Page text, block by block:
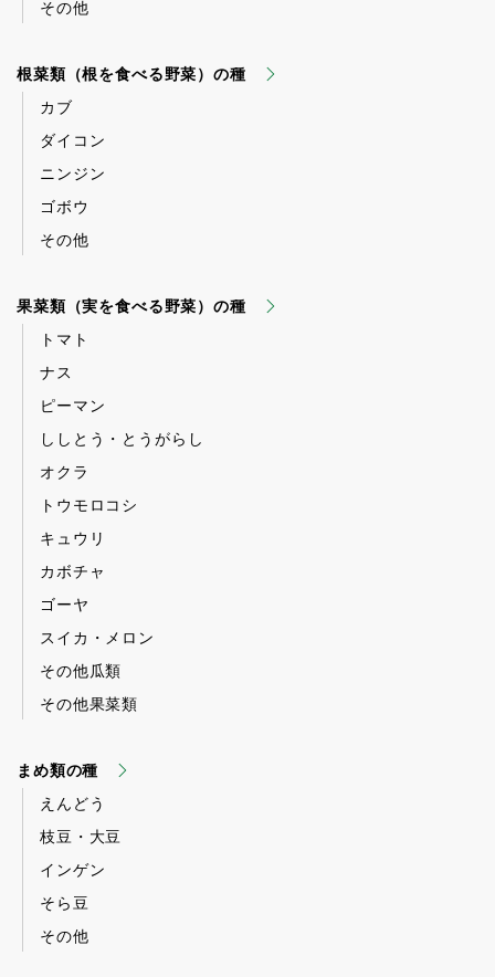
その他
根菜類（根を食べる野菜）の種
カブ
ダイコン
ニンジン
ゴボウ
その他
果菜類（実を食べる野菜）の種
トマト
ナス
ピーマン
ししとう・とうがらし
オクラ
トウモロコシ
キュウリ
カボチャ
ゴーヤ
スイカ・メロン
その他瓜類
その他果菜類
まめ類の種
えんどう
枝豆・大豆
インゲン
そら豆
その他